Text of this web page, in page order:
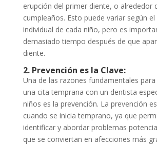
erupción del primer diente, o alrededor
cumpleaños. Esto puede variar según
individual de cada niño, pero es
demasiado tiempo después de que
diente.
2. Prevención es la Clave:
Una de las razones fundamentales
una cita temprana con un dentista
niños es la prevención. La prevención
cuando se inicia temprano, ya que
identificar y abordar problemas
que se conviertan en afecciones más